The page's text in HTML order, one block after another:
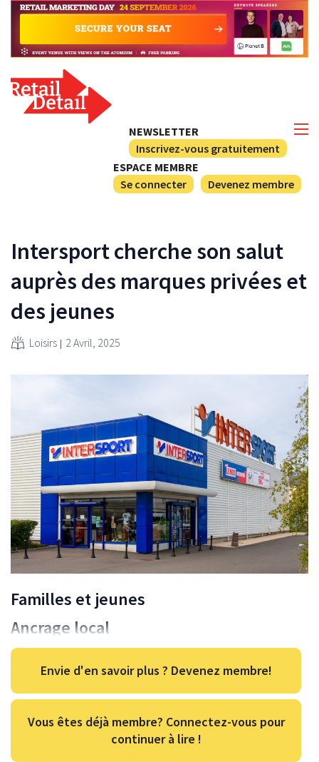
NEWSLETTER
Inscrivez-vous gratuitement
ESPACE MEMBRE
Se connecter
Devenez membre
Intersport cherche son salut
auprès des marques privées et
des jeunes
Loisirs 2 Avril, 2025
Familles et jeunes
Ancrage local
Envie d'en savoir plus ? Devenez membre!
Vous êtes déjà membre? Connectez-vous pour
continuer à lire !